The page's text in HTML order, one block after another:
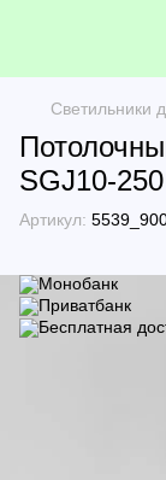
Светильники
SGJ10-250
Артикул: